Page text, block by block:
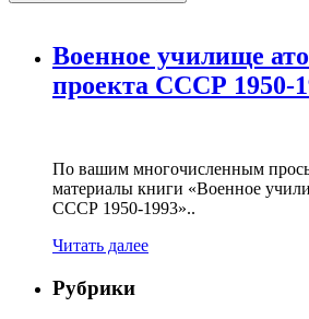
Военное училище
проекта СССР 1950-
По вашим многочисленным
материалы книги «Военное
СССР 1950-1993»..
Читать далее
Рубрики